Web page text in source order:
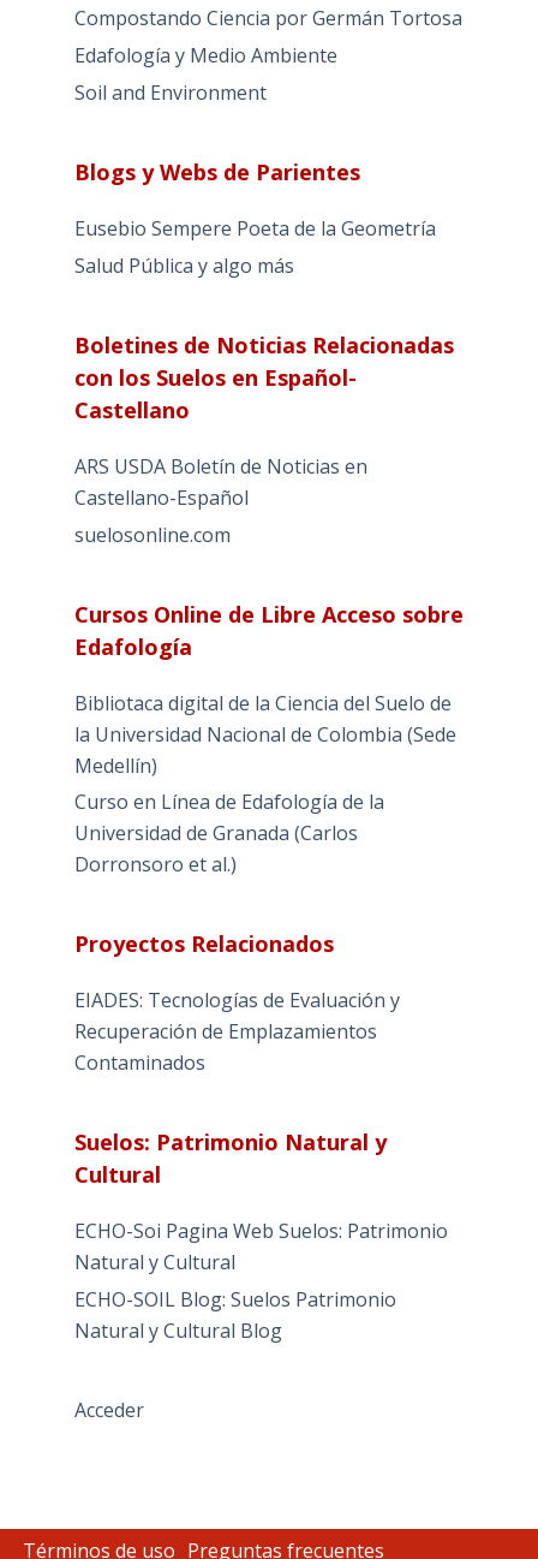
Compostando Ciencia por Germán Tortosa
Edafología y Medio Ambiente
Soil and Environment
Blogs y Webs de Parientes
Eusebio Sempere Poeta de la Geometría
Salud Pública y algo más
Boletines de Noticias Relacionadas
con los Suelos en Español-
Castellano
ARS USDA Boletín de Noticias en
Castellano-Español
suelosonline.com
Cursos Online de Libre Acceso sobre
Edafología
Bibliotaca digital de la Ciencia del Suelo de
la Universidad Nacional de Colombia (Sede
Medellín)
Curso en Línea de Edafología de la
Universidad de Granada (Carlos
Dorronsoro et al.)
Proyectos Relacionados
EIADES: Tecnologías de Evaluación y
Recuperación de Emplazamientos
Contaminados
Suelos: Patrimonio Natural y
Cultural
ECHO-Soi Pagina Web Suelos: Patrimonio
Natural y Cultural
ECHO-SOIL Blog: Suelos Patrimonio
Natural y Cultural Blog
Acceder
Términos de uso Preguntas frecuentes